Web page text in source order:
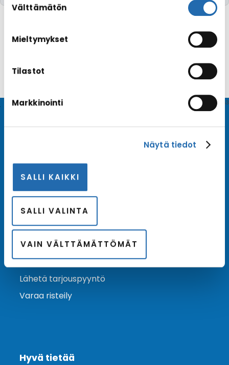
evästeasetuksiesi hyväksyntää sivuston
linkistä.
valinta
Välttämätön
Mieltymykset
Tilastot
Markkinointi
Näytä tiedot
SALLI KAIKKI
SALLI VALINTA
VAIN VÄLTTÄMÄTTÖMÄT
V4.1663
varustamoiden tarjouksista ja kampanjaeduista.
Ota yhteyttä
Asiakaspalvelu
Lähetä tarjouspyyntö
Varaa risteily
Hyvä tietää